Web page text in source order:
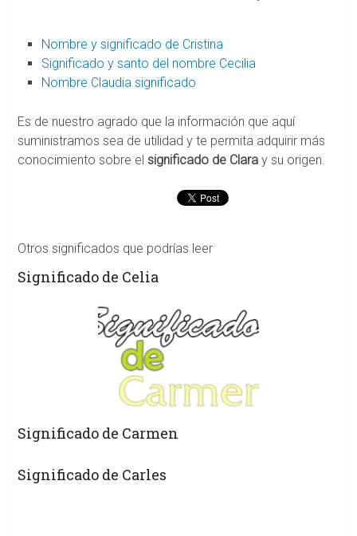
Nombre y significado de Cristina
Significado y santo del nombre Cecilia
Nombre Claudia significado
Es de nuestro agrado que la información que aquí
suministramos sea de utilidad y te permita adquirir más
conocimiento sobre el significado de Clara y su origen.
Otros significados que podrías leer
Significado de Celia
Significado de Carmen
Significado de Carles